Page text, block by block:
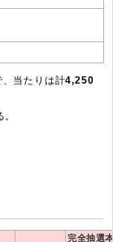
当たりは計4,250
完全抽選